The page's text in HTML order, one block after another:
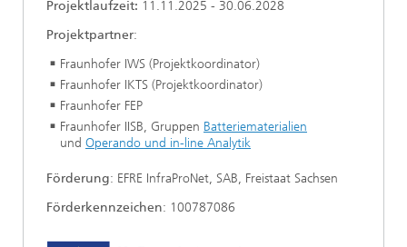
Projektlaufzeit: 11.11.2025 - 30.06.2028
Projektpartner:
Fraunhofer IWS (Projektkoordinator)
Fraunhofer IKTS (Projektkoordinator)
Fraunhofer FEP
Fraunhofer IISB, Gruppen Batteriematerialien
und Operando und in-line Analytik
Förderung: EFRE InfraProNet, SAB, Freistaat Sachsen
Förderkennzeichen: 100787086